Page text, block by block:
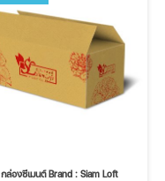
กล่องซีเมนต์ Brand : Siam Loft